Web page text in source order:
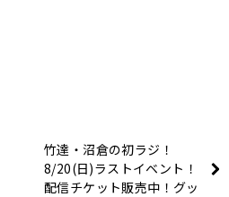
竹達・沼倉の初ラジ！
8/20(日)ラストイベント！
配信チケット販売中！グッ